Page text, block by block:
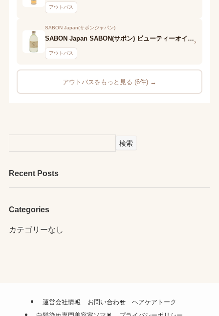
アウトバス
SABON Japan(サボンジャパン)
SABON Japan SABON(サボン) ビューティーオイル グリーン・ローズ
アウトバス
›
アウトバスをもっと見る (6件) →
検索
Recent Posts
Categories
カテゴリーなし
運営会社情報 お問い合わせ
ヘアケアトーク